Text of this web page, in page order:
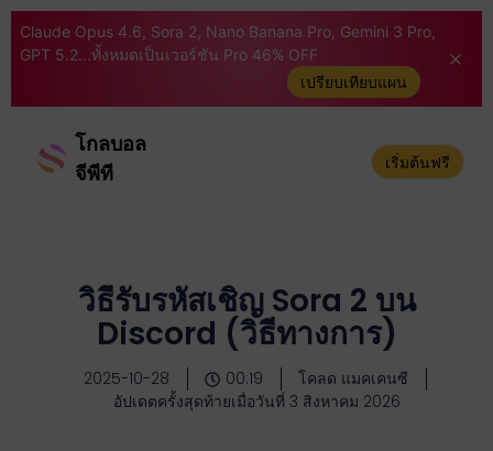
Claude Opus 4.6, Sora 2, Nano Banana Pro, Gemini 3 Pro,
GPT 5.2...ทั้งหมดเป็นเวอร์ชัน Pro 46% OFF
เปรียบเทียบแผน
โกลบอล
จีพีที
เริ่มต้นฟรี
วิธีรับรหัสเชิญ Sora 2 บน
Discord (วิธีทางการ)
2025-10-28 00:19
โคลด แมคเคนซี
อัปเดตครั้งสุดท้ายเมื่อวันที่ 3 สิงหาคม 2026